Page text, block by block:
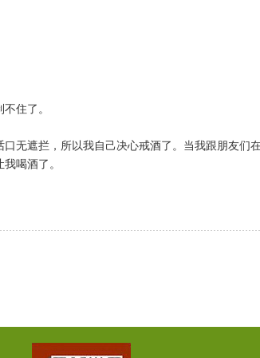
住了。
无遮拦，所以我自己决心戒酒了。当我跟朋友们
喝酒了。